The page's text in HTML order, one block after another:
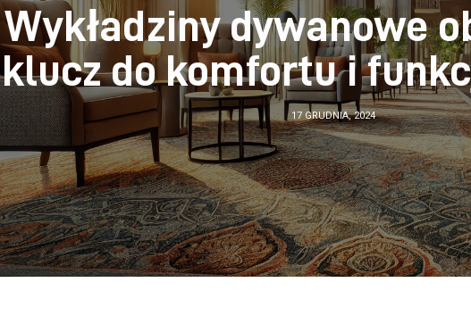
Wykładziny dywanowe
klucz do komfortu i
17 GRUDNIA, 2024